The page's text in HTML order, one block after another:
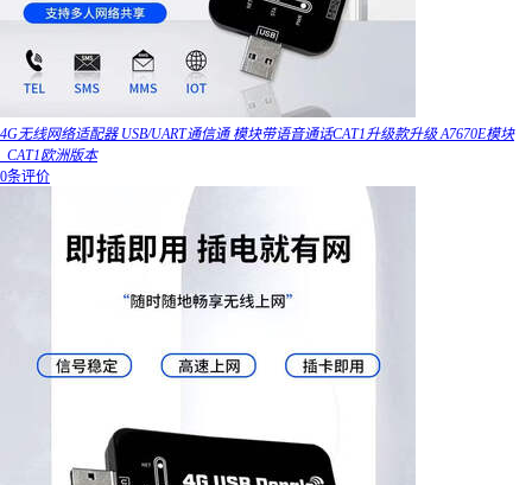
4G无线网络适配器 USB/UART通信通 模块带语音通话CAT1升级款升级 A7670E模块
_CAT1欧洲版本
0条评价